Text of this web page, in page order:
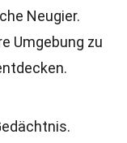
Neugier.
Umgebung zu